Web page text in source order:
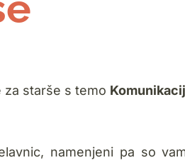
starše s temo
namenjeni pa so